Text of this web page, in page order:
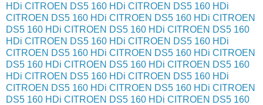
HDi CITROEN DS5 160 HDi CITROEN DS5 160 HDi
CITROEN DS5 160 HDi CITROEN DS5 160 HDi CITROEN
DS5 160 HDi CITROEN DS5 160 HDi CITROEN DS5 160
HDi CITROEN DS5 160 HDi CITROEN DS5 160 HDi
CITROEN DS5 160 HDi CITROEN DS5 160 HDi CITROEN
DS5 160 HDi CITROEN DS5 160 HDi CITROEN DS5 160
HDi CITROEN DS5 160 HDi CITROEN DS5 160 HDi
CITROEN DS5 160 HDi CITROEN DS5 160 HDi CITROEN
DS5 160 HDi CITROEN DS5 160 HDi CITROEN DS5 160